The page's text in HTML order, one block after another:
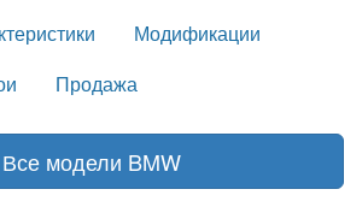
Модификации
Продажа
Все модели BMW